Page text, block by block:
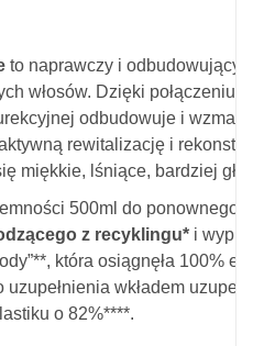
to naprawczy i odbudowujący
włosów. Dzięki połączeniu
odbudowuje i
rewitalizację i
miękkie, lśniące, bardziej
500ml do ponownego
z recyklingu* i
która osiągnęła 100%
wkładem
o 82%****.